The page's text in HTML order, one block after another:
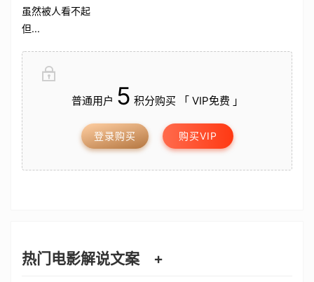
虽然被人看不起
但...
普通用户 5 积分购买 「 VIP免费 」
登录购买 购买VIP
热门电影解说文案 +